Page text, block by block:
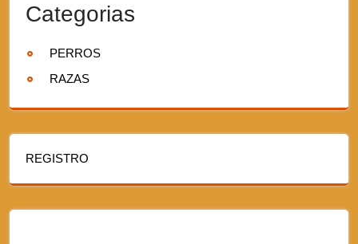
Categorias
PERROS
RAZAS
REGISTRO